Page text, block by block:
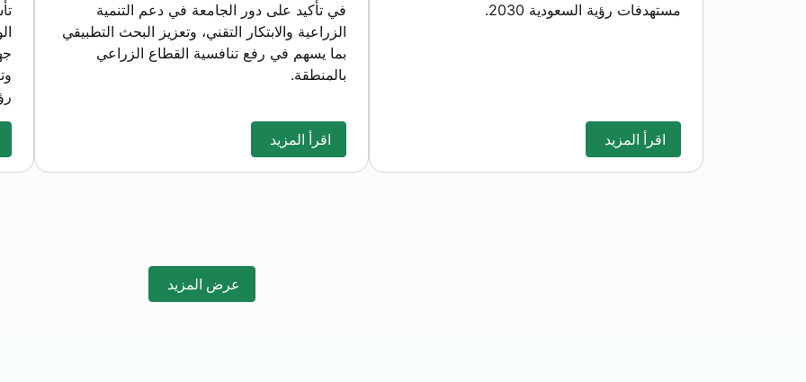
مستهدفات رؤية السعودية 2030.
اقرأ المزيد
في تأكيد على دور الجامعة في دعم التنمية
الزراعية والابتكار التقني، وتعزيز البحث التطبيقي
بما يسهم في رفع تنافسية القطاع الزراعي
بالمنطقة.
اقرأ المزيد
عرض المزيد